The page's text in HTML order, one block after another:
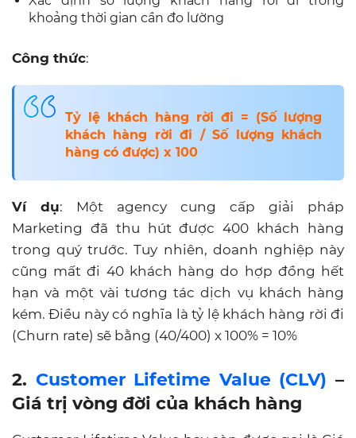
Marketing đã thu hút được 400 khách hàng
trong quý trước. Tuy nhiên, doanh nghiệp này
cũng mất đi 40 khách hàng do hợp đồng hết
hạn và một vài tương tác dịch vụ khách hàng
kém. Điều này có nghĩa là tỷ lệ khách hàng rời đi
2. Customer Lifetime Value (CLV)–
Giá trị vòng đời của khách hàng
Customer Lifetime Value hay còn được gọi là Giá
trị vòng đời của khách hàng, là giá trị mà khách
hàng đem lại cho doanh nghiệp trong suốt
vòng đời khách hàng của họ. Hiểu đơn giản,
doanh thu mà doanh nghiệp có thể đạt được
nhờ vào mối quan hệ tốt đẹp với khách hàng